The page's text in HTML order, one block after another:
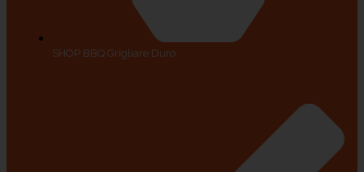
SHOP BBQ Grigliare Duro